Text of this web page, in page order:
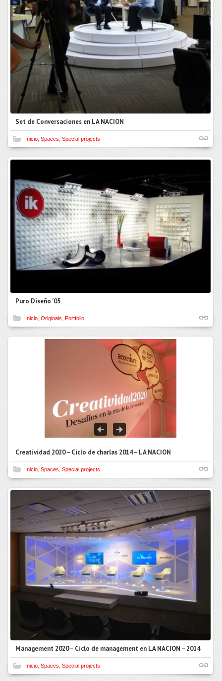
Set de Conversaciones en LA NACION
Inicio, Spaces Special projects
Puro Diseño ’05
Inicio, Originals Portfolio
Creatividad 2020 – Ciclo de charlas 2014 – LA NACION
Inicio, Spaces Special projects
Management 2020 – Ciclo de management en LA NACION – 2014
Inicio, Spaces Special projects